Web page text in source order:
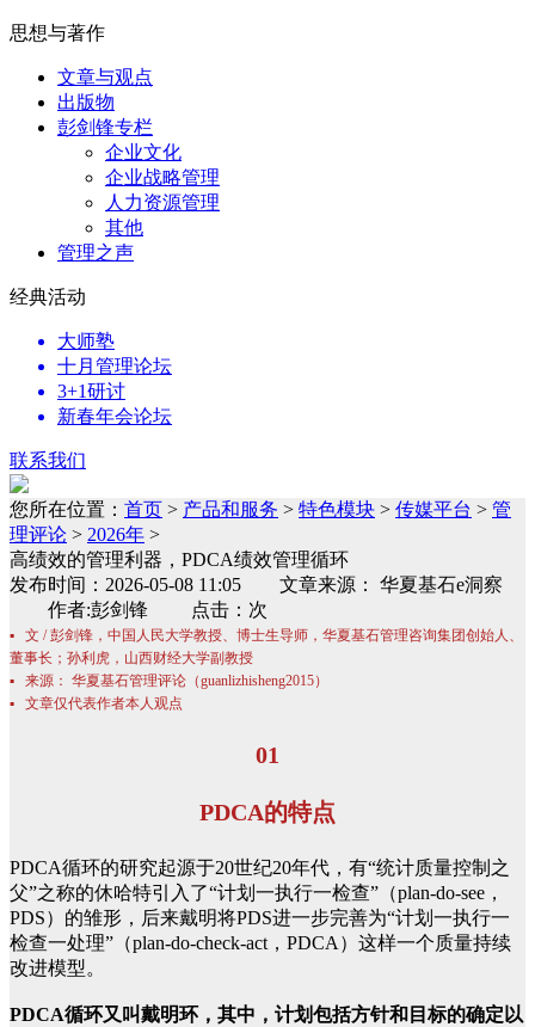
思想与著作
文章与观点
出版物
彭剑锋专栏
企业文化
企业战略管理
人力资源管理
其他
管理之声
经典活动
大师塾
十月管理论坛
3+1研讨
新春年会论坛
联系我们
您所在位置： 首页 > 产品和服务 > 特色模块 > 传媒平台 > 管
理评论 > 2026年 >
高绩效的管理利器，PDCA绩效管理循环
发布时间：2026-05-08 11:05 文章来源： 华夏基石e洞察
作者:彭剑锋 点击：次
▪ 文 / 彭剑锋，中国人民大学教授、博士生导师，华夏基石管理咨询集团创始人、
董事长；孙利虎，山西财经大学副教授
▪ 来源： 华夏基石管理评论（guanlizhisheng2015）
▪ 文章仅代表作者本人观点
01
PDCA的特点
PDCA循环的研究起源于20世纪20年代，有“统计质量控制之
父”之称的休哈特引入了“计划一执行一检查”（plan-do-see，
PDS）的雏形，后来戴明将PDS进一步完善为“计划一执行一
检查一处理”（plan-do-check-act，PDCA）这样一个质量持续
改进模型。
PDCA循环又叫戴明环，其中，计划包括方针和目标的确定以